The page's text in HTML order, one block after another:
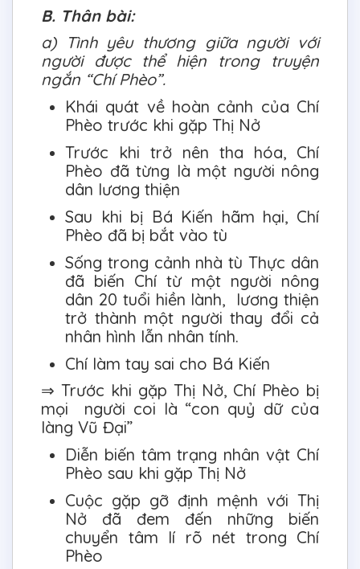
B. Thân bài:
a) Tình yêu thương giữa người với
người được thể hiện trong truyện
ngắn “Chí Phèo”.
Khái quát về hoàn cảnh của Chí
Phèo trước khi gặp Thị Nở
Trước khi trở nên tha hóa, Chí
Phèo đã từng là một người nông
dân lương thiện
Sau khi bị Bá Kiến hãm hại, Chí
Phèo đã bị bắt vào tù
Sống trong cảnh nhà tù Thực dân
đã biến Chí từ một người nông
dân 20 tuổi hiền lành, lương thiện
trở thành một người thay đổi cả
nhân hình lẫn nhân tính.
Chí làm tay sai cho Bá Kiến
⇒ Trước khi gặp Thị Nở, Chí Phèo bị
mọi người coi là “con quỷ dữ của
làng Vũ Đại”
Diễn biến tâm trạng nhân vật Chí
Phèo sau khi gặp Thị Nở
Cuộc gặp gỡ định mệnh với Thị
Nở đã đem đến những biến
chuyển tâm lí rõ nét trong Chí
Phèo